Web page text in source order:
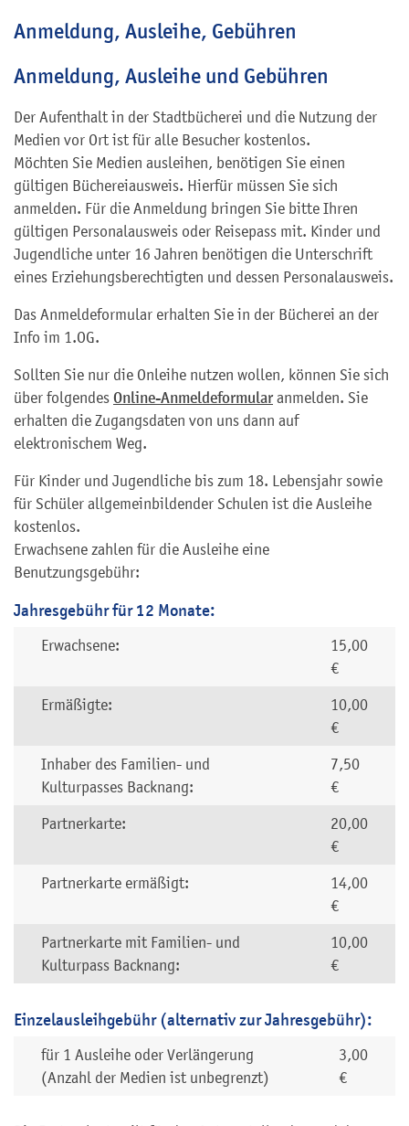
Anmeldung, Ausleihe, Gebühren
Anmeldung, Ausleihe und Gebühren
Der Aufenthalt in der Stadtbücherei und die Nutzung der
Medien vor Ort ist für alle Besucher kostenlos.
Möchten Sie Medien ausleihen, benötigen Sie einen
gültigen Büchereiausweis. Hierfür müssen Sie sich
anmelden. Für die Anmeldung bringen Sie bitte Ihren
gültigen Personalausweis oder Reisepass mit. Kinder und
Jugendliche unter 16 Jahren benötigen die Unterschrift
eines Erziehungsberechtigten und dessen Personalausweis.
Das Anmeldeformular erhalten Sie in der Bücherei an der
Info im 1.OG.
Sollten Sie nur die Onleihe nutzen wollen, können Sie sich
über folgendes Online-Anmeldeformularanmelden. Sie
erhalten die Zugangsdaten von uns dann auf
elektronischem Weg.
Für Kinder und Jugendliche bis zum 18. Lebensjahr sowie
für Schüler allgemeinbildender Schulen ist die Ausleihe
kostenlos.
Erwachsene zahlen für die Ausleihe eine
Benutzungsgebühr:
Jahresgebühr für 12 Monate:
Erwachsene:
15,00
€
Ermäßigte:
10,00
€
Inhaber des Familien- und
Kulturpasses Backnang:
7,50
€
Partnerkarte:
20,00
€
Partnerkarte ermäßigt:
14,00
€
Partnerkarte mit Familien- und
Kulturpass Backnang:
10,00
€
Einzelausleihgebühr (alternativ zur Jahresgebühr):
für 1 Ausleihe oder Verlängerung
(Anzahl der Medien ist unbegrenzt)
3,00
€